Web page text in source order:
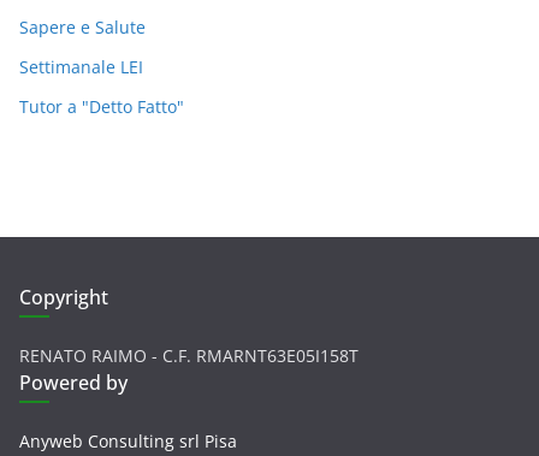
Sapere e Salute
Settimanale LEI
Tutor a "Detto Fatto"
Copyright
RENATO RAIMO - C.F. RMARNT63E05I158T
Powered by
Anyweb Consulting srl Pisa